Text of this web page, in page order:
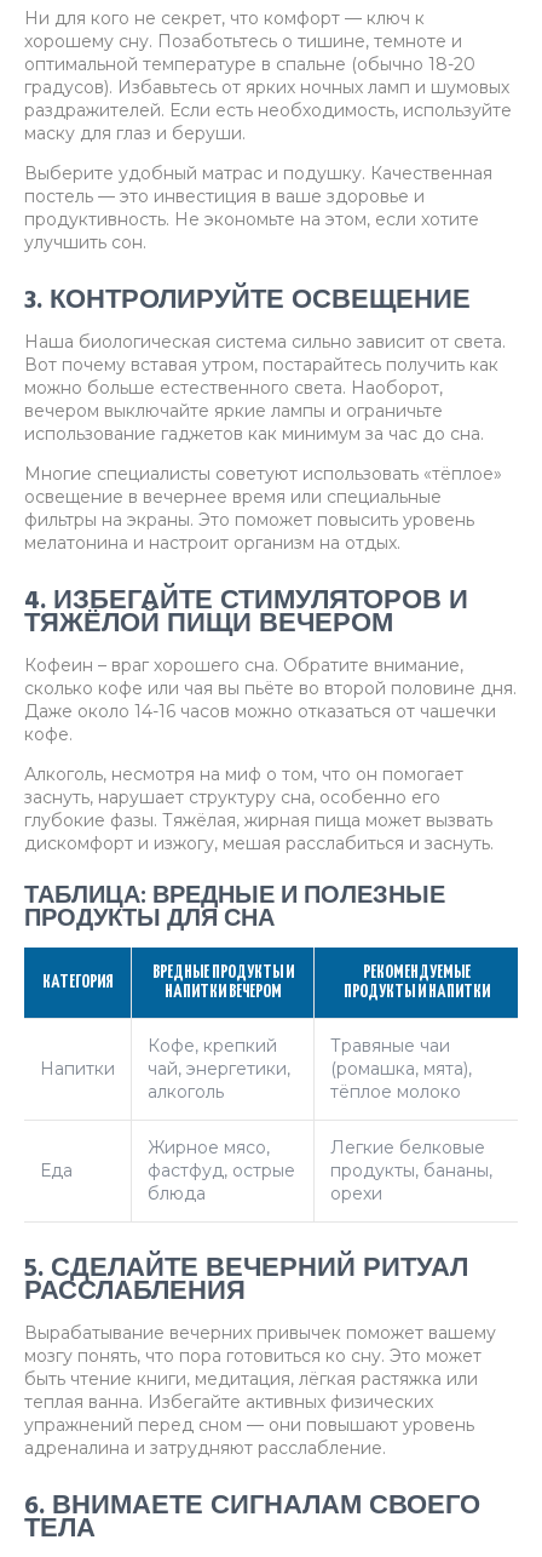
Ни для кого не секрет, что комфорт — ключ к
хорошему сну. Позаботьтесь о тишине, темноте и
оптимальной температуре в спальне (обычно 18-20
градусов). Избавьтесь от ярких ночных ламп и шумовых
раздражителей. Если есть необходимость, используйте
маску для глаз и беруши.
Выберите удобный матрас и подушку. Качественная
постель — это инвестиция в ваше здоровье и
продуктивность. Не экономьте на этом, если хотите
улучшить сон.
3. КОНТРОЛИРУЙТЕ ОСВЕЩЕНИЕ
Наша биологическая система сильно зависит от света.
Вот почему вставая утром, постарайтесь получить как
можно больше естественного света. Наоборот,
вечером выключайте яркие лампы и ограничьте
использование гаджетов как минимум за час до сна.
Многие специалисты советуют использовать «тёплое»
освещение в вечернее время или специальные
фильтры на экраны. Это поможет повысить уровень
мелатонина и настроит организм на отдых.
4. ИЗБЕГАЙТЕ СТИМУЛЯТОРОВ И
ТЯЖЁЛОЙ ПИЩИ ВЕЧЕРОМ
Кофеин – враг хорошего сна. Обратите внимание,
сколько кофе или чая вы пьёте во второй половине дня.
Даже около 14-16 часов можно отказаться от чашечки
кофе.
Алкоголь, несмотря на миф о том, что он помогает
заснуть, нарушает структуру сна, особенно его
глубокие фазы. Тяжёлая, жирная пища может вызвать
дискомфорт и изжогу, мешая расслабиться и заснуть.
ТАБЛИЦА: ВРЕДНЫЕ И ПОЛЕЗНЫЕ
ПРОДУКТЫ ДЛЯ СНА
КАТЕГОРИЯ
ВРЕДНЫЕ ПРОДУКТЫ И
НАПИТКИ ВЕЧЕРОМ
РЕКОМЕНДУЕМЫЕ
ПРОДУКТЫ И НАПИТКИ
Напитки
Кофе, крепкий
чай, энергетики,
алкоголь
Травяные чаи
(ромашка, мята),
тёплое молоко
Еда
Жирное мясо,
фастфуд, острые
блюда
Легкие белковые
продукты, бананы,
орехи
5. СДЕЛАЙТЕ ВЕЧЕРНИЙ РИТУАЛ
РАССЛАБЛЕНИЯ
Вырабатывание вечерних привычек поможет вашему
мозгу понять, что пора готовиться ко сну. Это может
быть чтение книги, медитация, лёгкая растяжка или
теплая ванна. Избегайте активных физических
упражнений перед сном — они повышают уровень
адреналина и затрудняют расслабление.
6. ВНИМАЕТЕ СИГНАЛАМ СВОЕГО
ТЕЛА